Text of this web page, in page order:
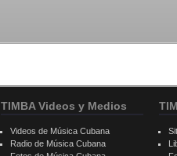
TIMBA Videos y Medios
Videos de Música Cubana
Radio de Música Cubana